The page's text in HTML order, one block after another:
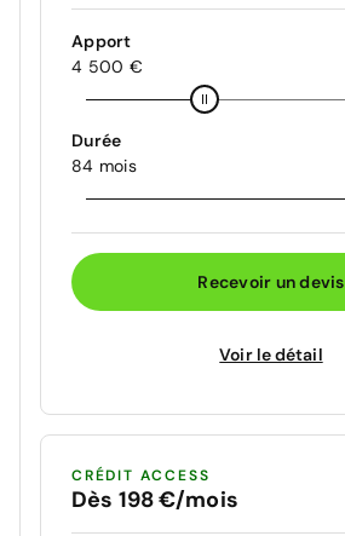
Apport
4 500 €
Durée
84 mois
Recevoir un devis
Voir le détail
CRÉDIT ACCESS
Dès 198 €/mois